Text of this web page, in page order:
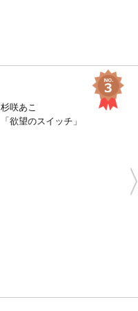
杉咲あこ
「欲望のスイッチ」